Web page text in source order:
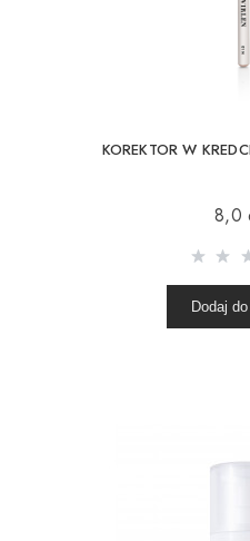
KOREKTOR W
8,0
Dodaj